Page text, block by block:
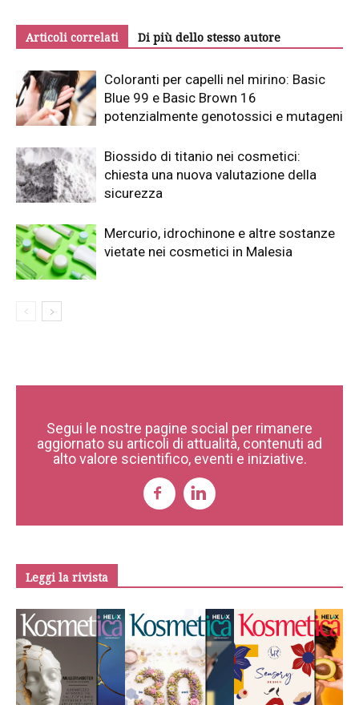
Articoli correlati Di più dello stesso autore
Coloranti per capelli nel mirino: Basic
Blue 99 e Basic Brown 16
potenzialmente genotossici e mutageni
Biossido di titanio nei cosmetici:
chiesta una nuova valutazione della
sicurezza
Mercurio, idrochinone e altre sostanze
vietate nei cosmetici in Malesia
Segui le nostre pagine social per rimanere
aggiornato su articoli di attualità, contenuti ad
alto valore scientifico, eventi e iniziative.
Leggi la rivista